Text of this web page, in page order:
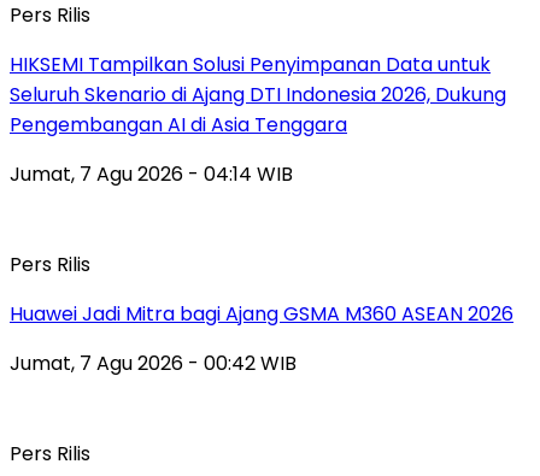
Pers Rilis
HIKSEMI Tampilkan Solusi Penyimpanan Data untuk
Seluruh Skenario di Ajang DTI Indonesia 2026, Dukung
Pengembangan AI di Asia Tenggara
Jumat, 7 Agu 2026 - 04:14 WIB
Pers Rilis
Huawei Jadi Mitra bagi Ajang GSMA M360 ASEAN 2026
Jumat, 7 Agu 2026 - 00:42 WIB
Pers Rilis